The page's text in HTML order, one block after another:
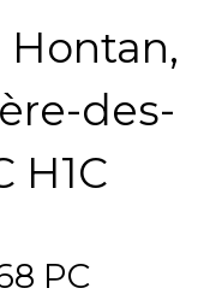
Hontan,
des-
H1C
PC